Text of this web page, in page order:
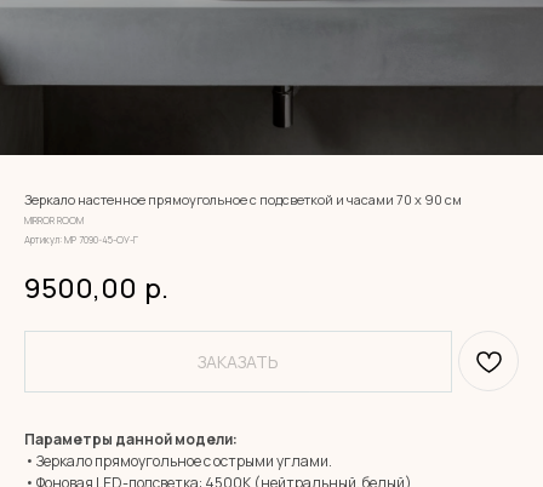
Зеркало настенное прямоугольное с подсветкой и часами 70 х 90 см
MIRROR ROOM
Артикул:МР 7090-45-ОУ-Г
9500,00 р.
ЗАКАЗАТЬ
Параметры данной модели:
• Зеркало прямоугольное с острыми углами.
• Фоновая LED-подсветка: 4500К (нейтральный, белый)